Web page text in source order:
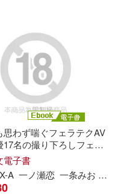
か 流川莉央 美澄玲衣
思わず喘ぐフェラテクAV
17名の撮り下ろしフェラ
Scene.3 (電子書)
電子書
A 一ノ瀬恋 一条みお 上